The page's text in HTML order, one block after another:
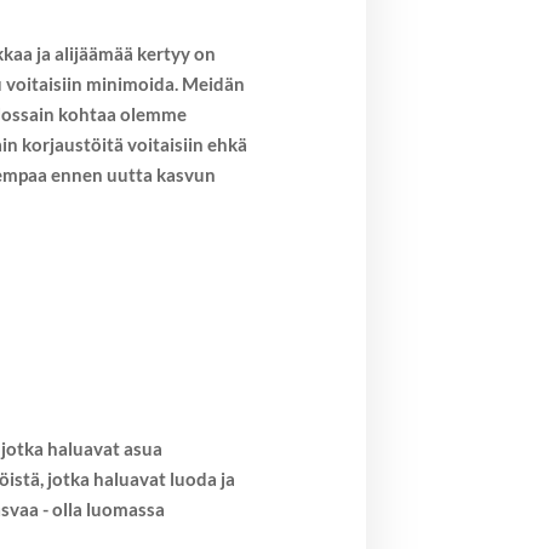
ja alijäämää kertyy on
voitaisiin minimoida. Meidän
kohtaa olemme
korjaustöitä voitaisiin ehkä
ennen uutta kasvun
haluavat asua
jotka haluavat luoda ja
- olla luomassa